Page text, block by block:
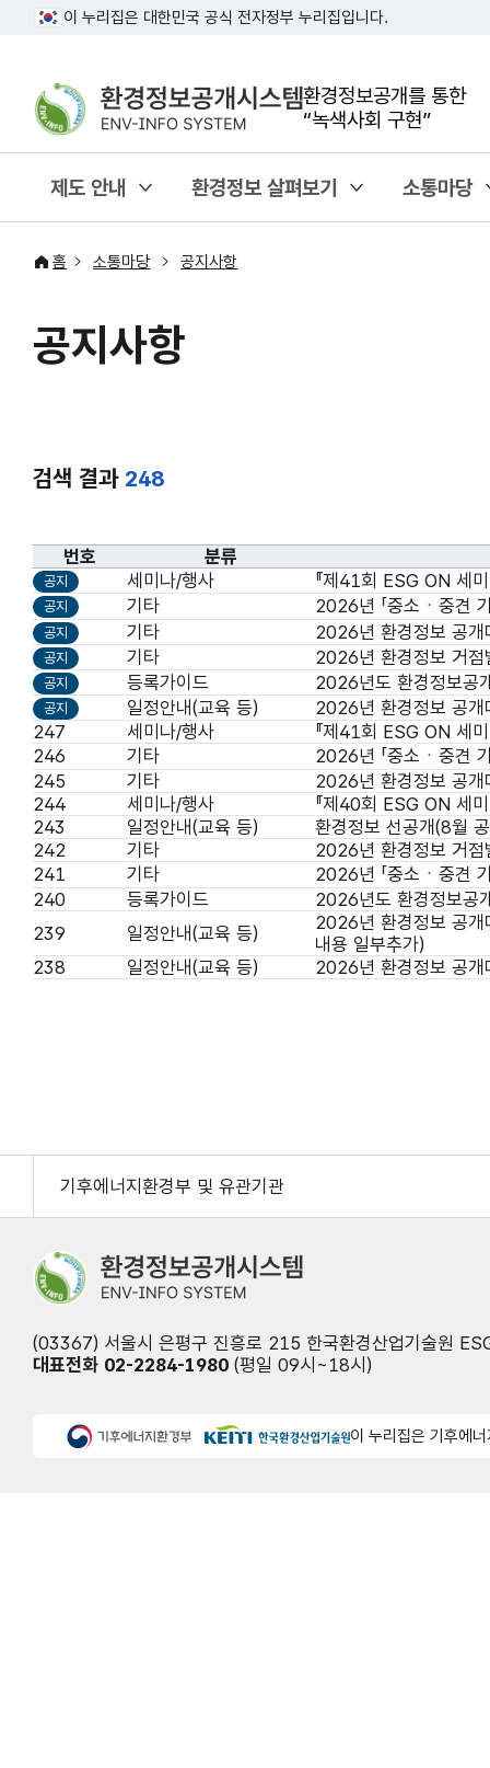
이 누리집은 대한민국 공식 전자정부 누리집입니다.
환경정보공개를 통한
“녹색사회 구현”
제도 안내 환경정보 살펴보기 소통마당
홈 소통마당 공지사항
공지사항
검색 결과 248
번호 분류
공지 세미나/행사 『제41회 ESG ON 세
공지 기타 2026년 「중소ㆍ중견
공지 기타 2026년 환경정보 공개
공지 기타 2026년 환경정보 거점
공지 등록가이드 2026년도 환경정보공
공지 일정안내(교육 등)
2026년 환경정보 공개
247
세미나/행사
『제41회 ESG ON 세
246
기타
2026년 「중소ㆍ중견
245
기타
2026년 환경정보 공개
244
세미나/행사
『제40회 ESG ON 세
243
일정안내(교육 등)
환경정보 선공개(8월
242
기타
2026년 환경정보 거점
241
기타
2026년 「중소ㆍ중견
240
등록가이드
2026년도 환경정보공
239
일정안내(교육 등)
2026년 환경정보 공개
내용 일부추가)
238
일정안내(교육 등) 2026년 환경정보 공개
기후에너지환경부 및 유관기관
(03367) 서울시 은평구 진흥로 215 한국환경산업기술원
대표전화 02-2284-1980 (평일 09시~18시)
이 누리집은 기후에